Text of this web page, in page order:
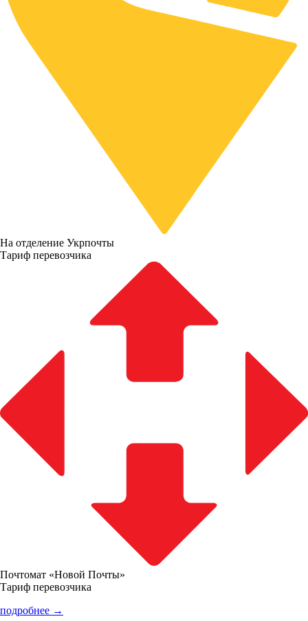
На отделение Укрпочты
Тариф перевозчика
Почтомат «Новой Почты»
Тариф перевозчика
подробнее →